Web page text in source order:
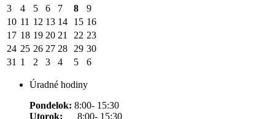
3
4 5 6 7 8
9
10 11 12 13 14 15 16
17 18 19 20 21 22 23
24 25 26 27 28 29 30
31 1 2 3 4 5 6
Úradné hodiny
Pondelok: 8:00- 15:30
Utorok: 8:00- 15:30